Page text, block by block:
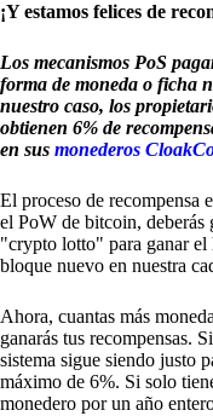
¡Y estamos felices de
Los mecanismos PoS
forma de moneda o ficha
nuestro caso, los
obtienen 6% de
en sus monederos
El proceso de recompensa
el PoW de bitcoin, deberás
"crypto lotto" para ganar el
bloque nuevo en nuestra
Ahora, cuantas más
ganarás tus recompensas.
sistema sigue siendo justo
máximo de 6%. Si solo
monedero por un año